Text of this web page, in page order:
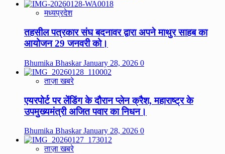
मध्यप्रदेश
तहसील पत्रकार संघ बदनावर द्वारा अपने माथुर साहब का
आयोजन 29 जनवरी को।
Bhumika BhaskarJanuary 28, 2026 0
ताज़ा खबरे
एयरपोर्ट पर लेंडिंग के दौरान प्लेन क्रैश, महाराष्ट्र के
उपमुख्यमंत्री अजित पवार का निधन।
Bhumika BhaskarJanuary 28, 2026 0
ताज़ा खबरे